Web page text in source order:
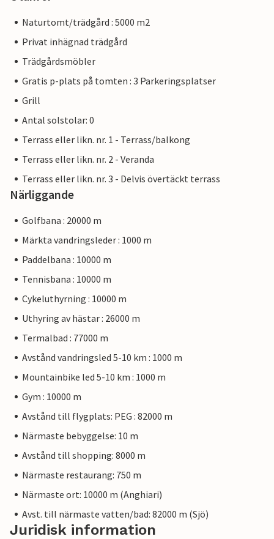
Naturtomt/trädgård : 5000 m2
Privat inhägnad trädgård
Trädgårdsmöbler
Gratis p-plats på tomten : 3 Parkeringsplatser
Grill
Antal solstolar: 0
Terrass eller likn. nr. 1 - Terrass/balkong
Terrass eller likn. nr. 2 - Veranda
Terrass eller likn. nr. 3 - Delvis övertäckt terrass
Närliggande
Golfbana : 20000 m
Märkta vandringsleder : 1000 m
Paddelbana : 10000 m
Tennisbana : 10000 m
Cykeluthyrning : 10000 m
Uthyring av hästar : 26000 m
Termalbad : 77000 m
Avstånd vandringsled 5-10 km : 1000 m
Mountainbike led 5-10 km : 1000 m
Gym : 10000 m
Avstånd till flygplats: PEG : 82000 m
Närmaste bebyggelse: 10 m
Avstånd till shopping: 8000 m
Närmaste restaurang: 750 m
Närmaste ort: 10000 m (Anghiari)
Avst. till närmaste vatten/bad: 82000 m (Sjö)
Juridisk information